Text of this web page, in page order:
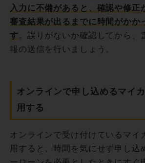
入力に不備があると、確認や修正
審査結果が出るまでに時間がかか
す 。誤りがないか確認してから、
報の送信を行いましょう。
オンラインで申し込めるマイ
用する
オンラインで受け付けているマイ
用すると、時間を気にせず申し込